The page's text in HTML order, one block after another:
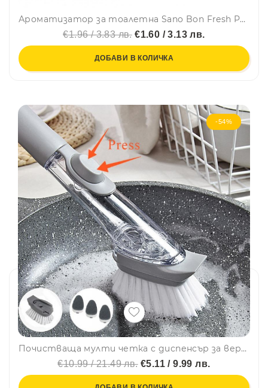
Ароматизатор за тоалетна Sano Bon Fresh Peach, 5в1, 55 гр
€1.96 / 3.83 лв.€1.60 / 3.13 лв.
ДОБАВИ В КОЛИЧКА
-54%
Почистваща мулти четка с диспенсър за веро/сапун/препарат с 3 сменяеми глави
€10.99 / 21.49 лв.€5.11 / 9.99 лв.